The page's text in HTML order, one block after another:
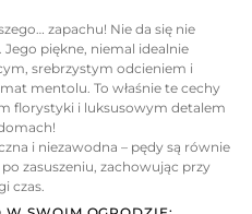
zapachu! Nie da się nie
piękne, niemal idealnie
srebrzystym odcieniem i
mentolu. To właśnie te cechy
florystyki i luksusowym detalem
i niezawodna – pędy są równie
zasuszeniu, zachowując przy
czas.